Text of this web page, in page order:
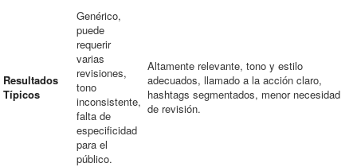
Resultados
Típicos
Genérico,
puede
requerir
varias
revisiones,
tono
inconsistente,
falta de
especificidad
para el
público.
Altamente relevante, tono y estilo
adecuados, llamado a la acción claro,
hashtags segmentados, menor necesidad
de revisión.